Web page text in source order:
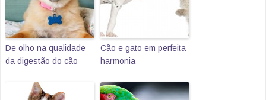
De olho na qualidade
da digestão do cão
Cão e gato em perfeita
harmonia